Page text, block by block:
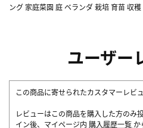
ング 家庭菜園 庭 ベランダ 栽培 育苗 収
ユーザー
この商品に寄せられたカスタマーレビ
レビューはこの商品を購入した方のみ
イン後、マイページ内 購入履歴一覧 か